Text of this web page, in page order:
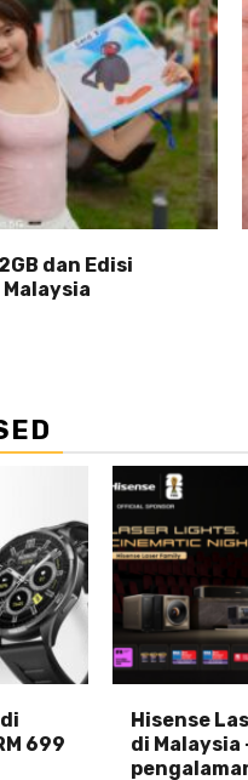
dan Edisi
699
Hisense
di Malaysia